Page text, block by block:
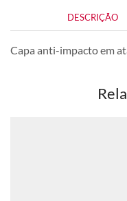
DESCRIÇÃO
Capa anti-impacto em